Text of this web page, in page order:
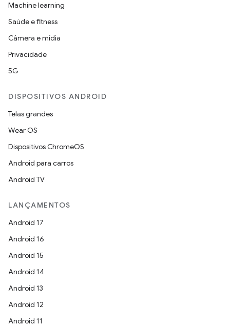
Machine learning
Saúde e fitness
Câmera e mídia
Privacidade
5G
DISPOSITIVOS ANDROID
Telas grandes
Wear OS
Dispositivos ChromeOS
Android para carros
Android TV
LANÇAMENTOS
Android 17
Android 16
Android 15
Android 14
Android 13
Android 12
Android 11